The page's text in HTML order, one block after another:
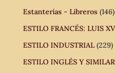
Estanterías - Libreros (146)
ESTILO FRANCÉS: LUIS
ESTILO INDUSTRIAL (229)
ESTILO INGLÉS Y